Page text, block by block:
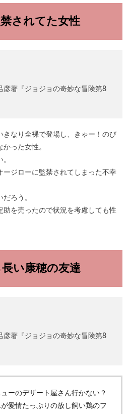
されてた女性
彦著『ジョジョの奇妙な冒険第8
きなり全裸で登場し、きゃー！のび
った女性。
ージローに監禁されてしまった不幸
ろう。
助を売ったので状況を考慮しても性
い康穂の友達
彦著『ジョジョの奇妙な冒険第8
ーのデザート屋さん行かない？
愛情たっぷりの放し飼い鶏のフ